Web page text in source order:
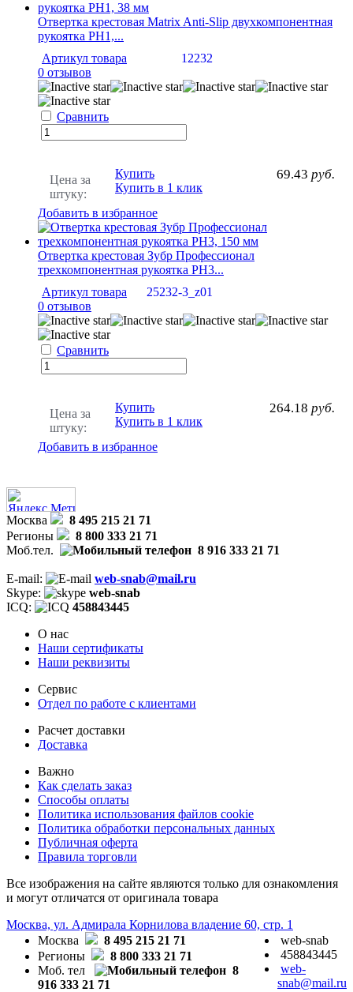
Отвертка крестовая Matrix Anti-Slip двухкомпонентная
рукоятка PH1,...
Артикул товара
12232
0 отзывов
Сравнить
Цена за
штуку:
69.43 руб.
Купить
Купить в 1 клик
Добавить в избранное
Отвертка крестовая Зубр Профессионал
трехкомпонентная рукоятка PH3...
Артикул товара
25232-3_z01
0 отзывов
Сравнить
Цена за
штуку:
264.18 руб.
Купить
Купить в 1 клик
Добавить в избранное
Москва
8 495 215 21 71
Регионы
8 800 333 21 71
Моб.тел.
8 916 333 21 71
E-mail:
web-snab@mail.ru
Skype:
web-snab
ICQ:
458843445
О нас
Наши сертификаты
Наши реквизиты
Сервис
Отдел по работе с клиентами
Расчет доставки
Доставка
Важно
Как сделать заказ
Способы оплаты
Политика использования файлов cookie
Политика обработки персональных данных
Публичная оферта
Правила торговли
Все изображения на сайте являются только для ознакомления
и могут отличатся от оригинала товара
Москва, ул. Адмирала Корнилова владение 60, стр. 1
Москва
8 495 215 21 71
Регионы
8 800 333 21 71
Моб. тел
8
916 333 21 71
web-snab
458843445
web-
snab@mail.ru